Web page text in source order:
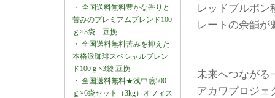
・ 全国送料無料豊かな香りと
苦みのプレミアムブレンド100
ｇ×3袋 豆挽
・ 全国送料無料苦みを抑えた
本格派珈琲スペシャルブレン
ド100ｇ×3袋 豆挽
・ 全国送料無料★浅中煎500
ｇ×6袋セット（3kg）オフィス
レッドブルボン
レートの余韻が
未来へつながる
アカワプロジェ